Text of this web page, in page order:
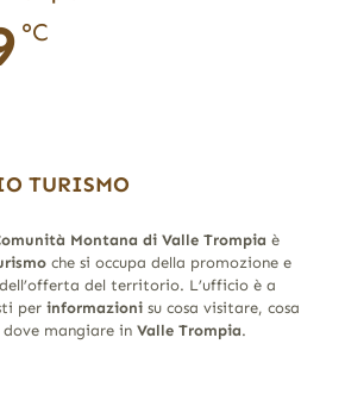
°C
TURISMO
Montana di Valle Trompia è
che si occupa della promozione e
del territorio. L’ufficio è a
per informazionisu cosa visitare, cosa
mangiare in Valle Trompia.